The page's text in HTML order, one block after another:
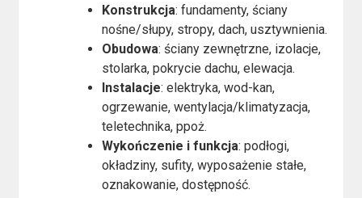
Konstrukcja: fundamenty, ściany
nośne/słupy, stropy, dach, usztywnienia.
Obudowa: ściany zewnętrzne, izolacje,
stolarka, pokrycie dachu, elewacja.
Instalacje: elektryka, wod-kan,
ogrzewanie, wentylacja/klimatyzacja,
teletechnika, ppoż.
Wykończenie i funkcja: podłogi,
okładziny, sufity, wyposażenie stałe,
oznakowanie, dostępność.